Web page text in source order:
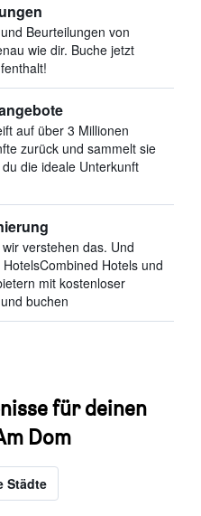
Beurteilungen von
wie dir. Buche jetzt
auf über 3 Millionen
zurück und sammelt sie
die ideale Unterkunft
verstehen das. Und
Hotels und
mit kostenloser
buchen
für deinen
Dom
Städte